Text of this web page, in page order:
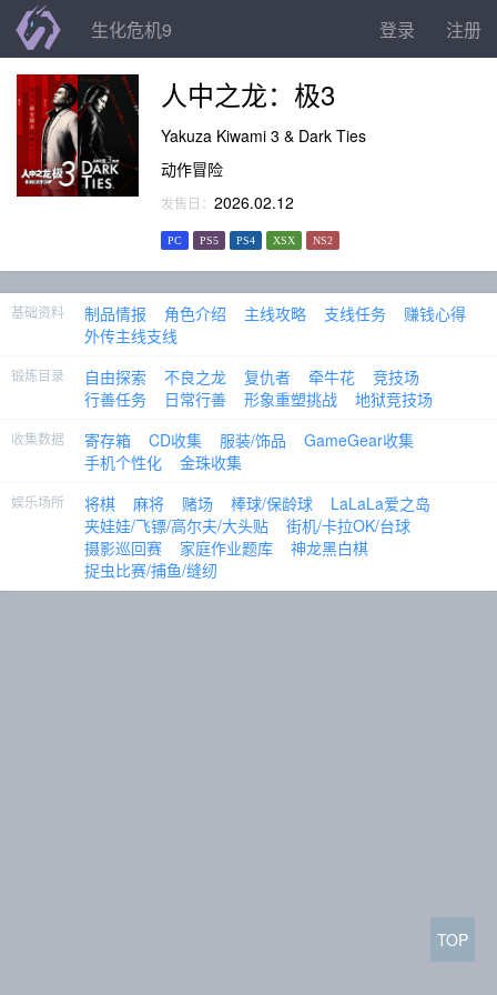
登录 注册
生化危机9
人中之龙：极3
Yakuza Kiwami 3 & Dark Ties
动作冒险
发售日： 2026.02.12
PC PS5 PS4 XSX NS2
基础资料 制品情报 角色介绍 主线攻略 支线任务
赚钱心得
外传主线支线
锻炼目录 自由探索 不良之龙 复仇者 牵牛花
竞技场
行善任务
日常行善 形象重塑挑战 地狱竞技场
收集数据 寄存箱 CD收集 服装/饰品
GameGear收集
手机个性化
金珠收集
娱乐场所 将棋 麻将 赌场 棒球/保龄球
LaLaLa爱之岛
夹娃娃/飞镖/高尔夫/大头贴
街机/卡拉OK/台球
摄影巡回赛
家庭作业题库
神龙黑白棋
捉虫比赛/捕鱼/缝纫
TOP